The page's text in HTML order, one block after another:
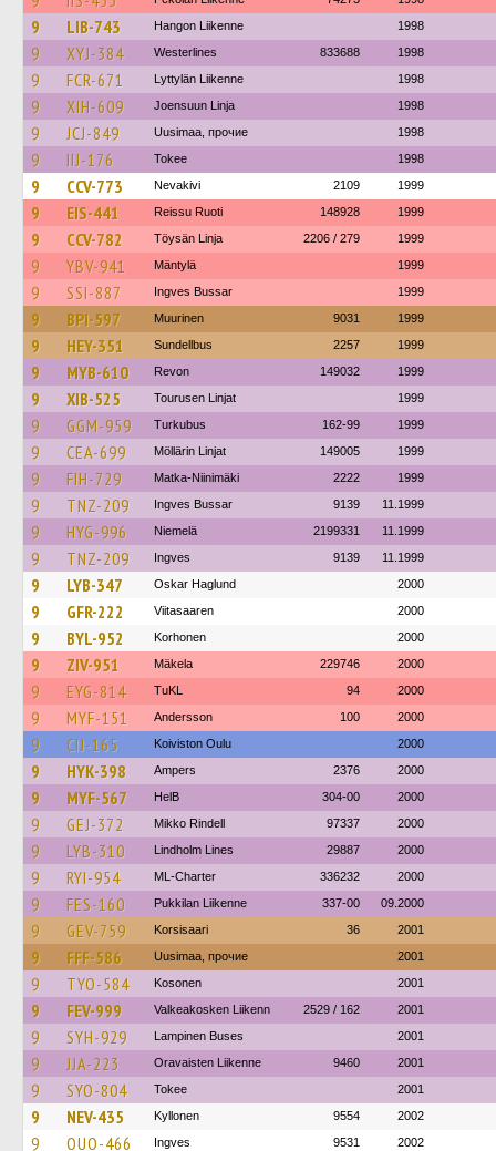
9 LIB-743 Hangon Liikenne 1998
9 XYJ-384 Westerlines 833688 1998
9 FCR-671 Lyttylän Liikenne 1998
9 XIH-609 Joensuun Linja 1998
9 JCJ-849 Uusimaa, прочие 1998
9 IIJ-176 Tokee 1998
9 CCV-773 Nevakivi 2109 1999
9 EIS-441 Reissu Ruoti 148928 1999
9 CCV-782 Töysän Linja 2206 / 279 1999
9 YBV-941 Mäntylä 1999
9 SSI-887 Ingves Bussar 1999
9 BPI-597 Muurinen 9031 1999
9 HEY-351 Sundellbus 2257 1999
9 MYB-610 Revon 149032 1999
9 XIB-525 Tourusen Linjat 1999
9 GGM-959 Turkubus 162-99 1999
9 CEA-699 Möllärin Linjat 149005 1999
9 FIH-729 Matka-Niinimäki 2222 1999
9 TNZ-209 Ingves Bussar 9139 11.1999
9 HYG-996 Niemelä 2199331 11.1999
9 TNZ-209 Ingves 9139 11.1999
9 LYB-347 Oskar Haglund 2000
9 GFR-222 Viitasaaren 2000
9 BYL-952 Korhonen 2000
9 ZIV-951 Mäkela 229746 2000
9 EYG-814 TuKL 94 2000
9 MYF-151 Andersson 100 2000
9 CIJ-165 Koiviston Oulu 2000
9 HYK-398 Ampers 2376 2000
9 MYF-567 HelB 304-00 2000
9 GEJ-372 Mikko Rindell 97337 2000
9 LYB-310 Lindholm Lines 29887 2000
9 RYI-954 ML-Charter 336232 2000
9 FES-160 Pukkilan Liikenne 337-00 09.2000
9 GEV-759 Korsisaari 36 2001
9 FFF-586 Uusimaa, прочие 2001
9 TYO-584 Kosonen 2001
9 FEV-999 Valkeakosken Liikenn 2529 / 162 2001
9 SYH-929 Lampinen Buses 2001
9 JJA-223 Oravaisten Liikenne 9460 2001
9 SYO-804 Tokee 2001
9 NEV-435 Kyllonen 9554 2002
9 OUO-466 Ingves 9531 2002